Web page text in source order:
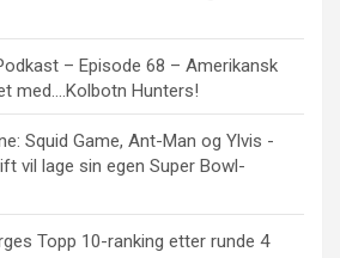
– Episode 68 – Amerikansk
med….Kolbotn Hunters!
Squid Game, Ant-Man og Ylvis -
vil lage sin egen Super Bowl-
Topp 10-ranking etter runde 4